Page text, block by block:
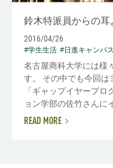
鈴木特派員からの耳
2016/04/26
#学生生活 #日進キャンパス
名古屋商科大学には様
す。 その中でも今回は
「ギャップイヤープ
ョン学部の佐竹さんに
READ MORE